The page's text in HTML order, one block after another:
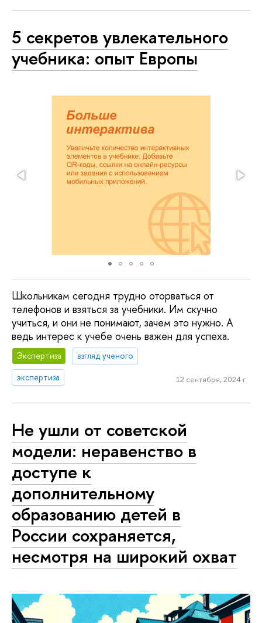
5 секретов увлекательного
учебника: опыт Европы
Школьникам сегодня трудно оторваться от
телефонов и взяться за учебники. Им скучно
учиться, и они не понимают, зачем это нужно. А
ведь интерес к учебе очень важен для успеха.
Экспертиза
взгляд ученого
экспертиза
12 сентября, 2024 г.
Не ушли от советской
модели: неравенство в
доступе к
дополнительному
образованию детей в
России сохраняется,
несмотря на широкий охват